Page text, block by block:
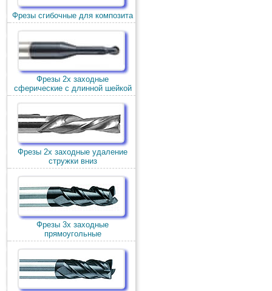
Фрезы сгибочные для композита
Фрезы 2х заходные
сферические с длинной шейкой
Фрезы 2х заходные удаление
стружки вниз
Фрезы 3х заходные
прямоугольные